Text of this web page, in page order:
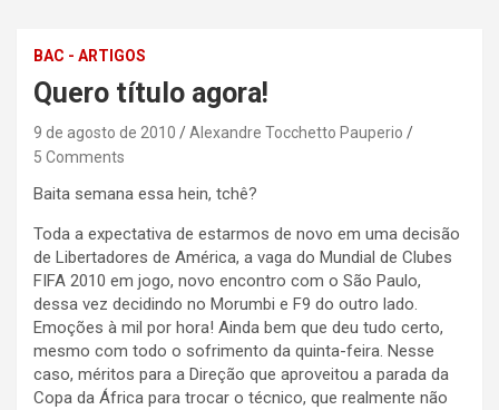
BAC - ARTIGOS
Quero título agora!
9 de agosto de 2010
Alexandre Tocchetto Pauperio
5 Comments
Baita semana essa hein, tchê?
Toda a expectativa de estarmos de novo em uma decisão
de Libertadores de América, a vaga do Mundial de Clubes
FIFA 2010 em jogo, novo encontro com o São Paulo,
dessa vez decidindo no Morumbi e F9 do outro lado.
Emoções à mil por hora! Ainda bem que deu tudo certo,
mesmo com todo o sofrimento da quinta-feira. Nesse
caso, méritos para a Direção que aproveitou a parada da
Copa da África para trocar o técnico, que realmente não